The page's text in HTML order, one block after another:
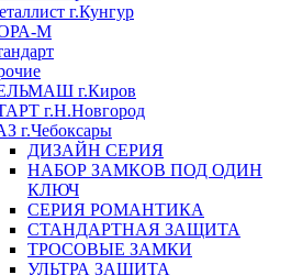
г.Кунгур
М
г.Киров
г.Н.Новгород
г.Чебоксары
ДИЗАЙН СЕРИЯ
НАБОР ЗАМКОВ ПОД ОДИН
КЛЮЧ
СЕРИЯ РОМАНТИКА
СТАНДАРТНАЯ ЗАЩИТА
ТРОСОВЫЕ ЗАМКИ
УЛЬТРА ЗАЩИТА